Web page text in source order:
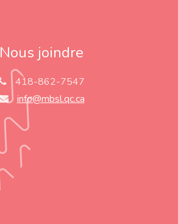
Nous joindre
418-862-7547
info@mbsl.qc.ca